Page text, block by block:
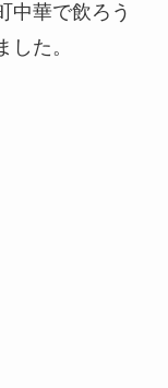
中華で飲ろう
た。